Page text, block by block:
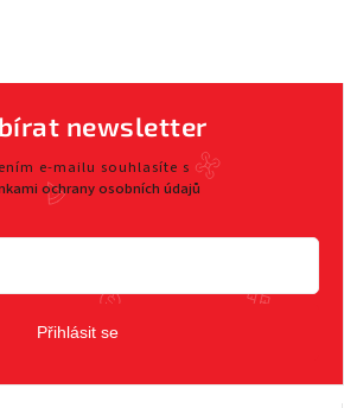
newsletter
e-mailu souhlasíte s
ochrany osobních údajů
Přihlásit se